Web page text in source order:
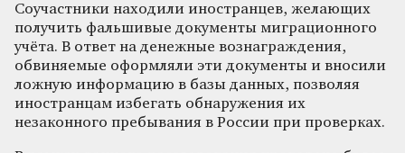
Соучастники находили иностранцев, желающих
получить фальшивые документы миграционного
учёта. В ответ на денежные вознаграждения,
обвиняемые оформляли эти документы и вносили
ложную информацию в базы данных, позволяя
иностранцам избегать обнаружения их
незаконного пребывания в России при проверках.